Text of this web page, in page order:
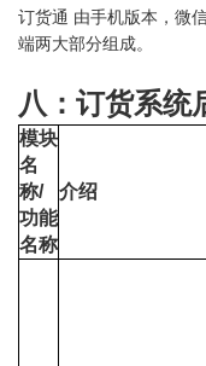
订货通 由手机版本，微
端两大部分组成。
八：订货系统
模块
名
称/
功能
名称
介绍